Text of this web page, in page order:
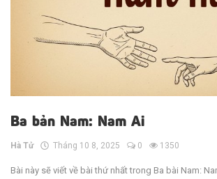
Ba bản Nam: Nam Ai
Hà Tử Tháng 10 8, 2025 0 1350
Bài này sẽ viết về bài thứ nhất trong Ba bài Nam: